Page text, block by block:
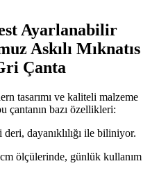
Ayarlanabilir
Askılı Mıknatıs
Çanta
tasarımı ve kaliteli malzeme
çantanın bazı özellikleri:
deri, dayanıklılığı ile biliniyor.
ölçülerinde, günlük kullanım